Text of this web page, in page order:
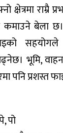
राम्रै
कमाउने बेला
सहयोगले
भूमि,
पनि प्रशस्त
पो